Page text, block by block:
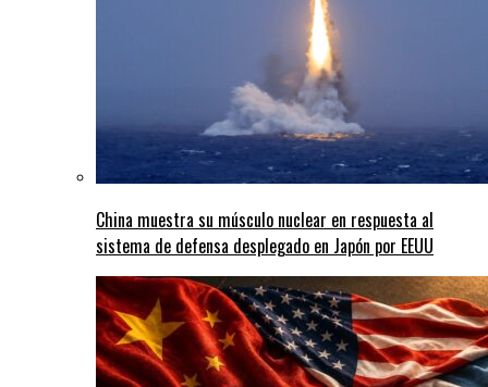
China muestra su músculo nuclear en respuesta al
sistema de defensa desplegado en Japón por EEUU